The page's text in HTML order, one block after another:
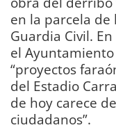
en la parcela de
Guardia Civil.
el
“proyectos
del Estadio
de hoy carece
ciudadanos”.